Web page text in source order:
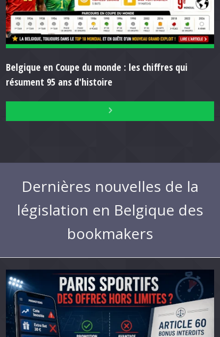
Belgique en Coupe du monde : les chiffres qui
résument 95 ans d'histoire
Dernières nouvelles de la
législation en Belgique des
bookmakers